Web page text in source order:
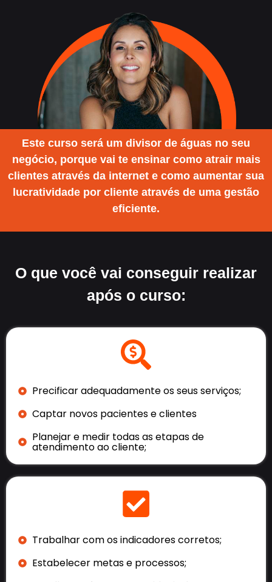
Este curso será um divisor de águas no seu
negócio, porque vai te ensinar como atrair mais
clientes através da internet e como aumentar sua
lucratividade por cliente através de uma gestão
eficiente.
O que você vai conseguir realizar
após o curso:
Precificar adequadamente os seus serviços;
Captar novos pacientes e clientes
Planejar e medir todas as etapas de
atendimento ao cliente;
Trabalhar com os indicadores corretos;
Estabelecer metas e processos;